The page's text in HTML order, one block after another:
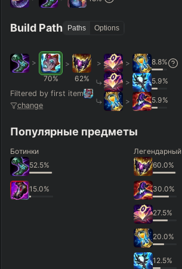
Hide
Build Path Paths Options
>
70%
>
62%
Filtered by first item
change
> > 8.8%
> 5.9%
> 5.9%
Популярные предметы
Ботинки
52.5%
15.0%
Легендарный
60.0%
30.0%
27.5%
20.0%
12.5%